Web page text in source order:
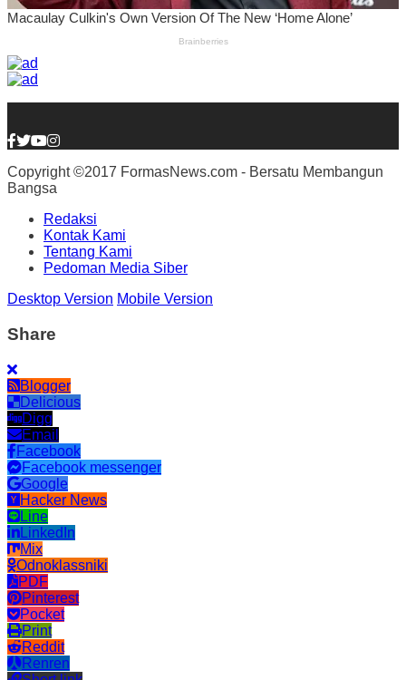
Copyright ©2017 FormasNews.com - Bersatu Membangun
Bangsa
Redaksi
Kontak Kami
Tentang Kami
Pedoman Media Siber
Desktop Version Mobile Version
Share
Blogger
Delicious
Digg
Email
Facebook
Facebook messenger
Google
Hacker News
Line
LinkedIn
Mix
Odnoklassniki
PDF
Pinterest
Pocket
Print
Reddit
Renren